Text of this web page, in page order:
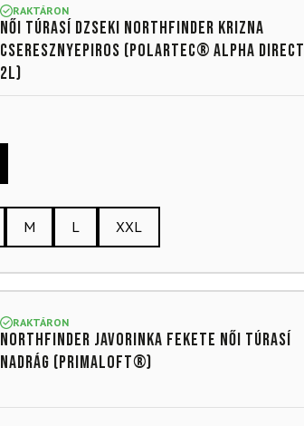
RAKTÁRON
Női túrasí dzseki NORTHFINDER Krizna
Cseresznyepiros (Polartec® Alpha Direct
2L)
M L XXL
RAKTÁRON
NORTHFINDER Javorinka Fekete női túrasí
nadrág (Primaloft®)